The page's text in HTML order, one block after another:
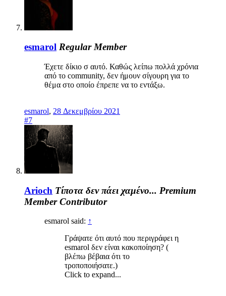
esmarol Regular Member
Έχετε δίκιο σ αυτό. Καθώς λείπω πολλά χρόνια
από το community, δεν ήμουν σίγουρη για το
θέμα στο οποίο έπρεπε να το εντάξω.
esmarol, 28 Δεκεμβρίου 2021
#7
Arioch Τίποτα δεν πάει χαμένο... Premium
Member Contributor
esmarol said: ↑
Γράψατε ότι αυτό που περιγράφει η
esmarol δεν είναι κακοποίηση? (
βλέπω βέβαια ότι το
τροποποιήσατε.)
Click to expand...